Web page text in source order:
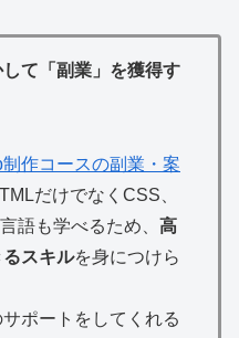
て「副業」を獲得す
作コースの副業・案
だけでなくCSS、
語も学べるため、 高
スキルを身につけら
ポートをしてくれる